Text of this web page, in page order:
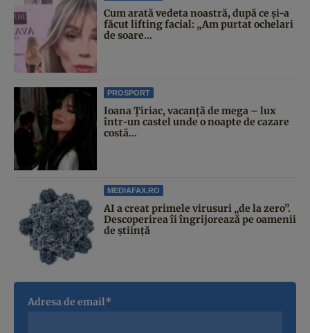
Cum arată vedeta noastră, după ce și-a
făcut lifting facial: „Am purtat ochelari
de soare...
PROSPORT
Ioana Țiriac, vacanță de mega – lux
într-un castel unde o noapte de cazare
costă...
MEDIAFAX.RO
AI a creat primele virusuri „de la zero”.
Descoperirea îi îngrijorează pe oamenii
de știință
Adresa de email*